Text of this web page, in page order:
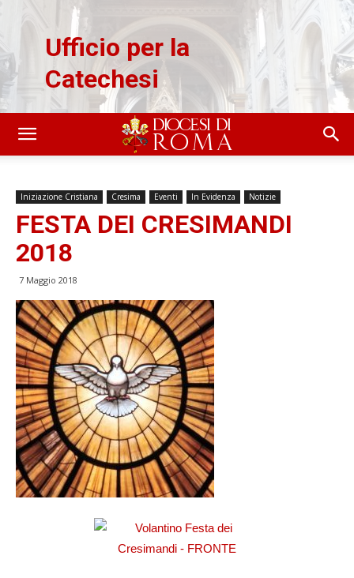
Ufficio per la
Catechesi
Iniziazione Cristiana Cresima Eventi In Evidenza Notizie
FESTA DEI CRESIMANDI
2018
7 Maggio 2018